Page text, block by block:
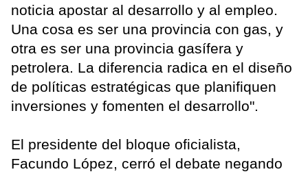
noticia apostar al desarrollo y al empleo.
Una cosa es ser una provincia con gas, y
otra es ser una provincia gasífera y
petrolera. La diferencia radica en el diseño
de políticas estratégicas que planifiquen
inversiones y fomenten el desarrollo".
El presidente del bloque oficialista,
Facundo López, cerró el debate negando